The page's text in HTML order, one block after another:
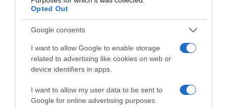
Opted Out
Google consents
I want to allow Google to enable storage
related to advertising like cookies on web or
device identifiers in apps.
I want to allow my user data to be sent to
Google for online advertising purposes.
Ακολούθησε το debater.gr στο
Google News
και μάθετε πρώτοι όλες τις ειδήσεις
Share
ΑΚΡΙΒΕΙΑ ΤΑΜΕΙΟ ΑΝΑΚΑΜΨΗΣ